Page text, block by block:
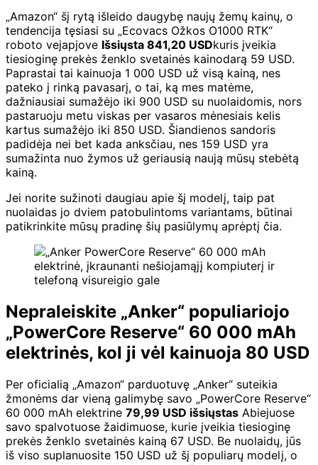
„Amazon“ šį rytą išleido daugybę naujų žemų kainų, o
tendencija tęsiasi su „Ecovacs Ožkos O1000 RTK“
roboto vejapjove Išsiųsta 841,20 USDkuris įveikia
tiesioginę prekės ženklo svetainės kainodarą 59 USD.
Paprastai tai kainuoja 1 000 USD už visą kainą, nes
pateko į rinką pavasarį, o tai, ką mes matėme,
dažniausiai sumažėjo iki 900 USD su nuolaidomis, nors
pastaruoju metu viskas per vasaros mėnesiais kelis
kartus sumažėjo iki 850 USD. Šiandienos sandoris
padidėja nei bet kada anksčiau, nes 159 USD yra
sumažinta nuo žymos už geriausią naują mūsų stebėtą
kainą.
Jei norite sužinoti daugiau apie šį modelį, taip pat
nuolaidas jo dviem patobulintoms variantams, būtinai
patikrinkite mūsų pradinę šių pasiūlymų aprėptį čia.
Nepraleiskite „Anker“ populiariojo
„PowerCore Reserve“ 60 000 mAh
elektrinės, kol ji vėl kainuoja 80 USD
Per oficialią „Amazon“ parduotuvę „Anker“ suteikia
žmonėms dar vieną galimybę savo „PowerCore Reserve“
60 000 mAh elektrine 79,99 USD išsiųstas Abiejuose
savo spalvotuose žaidimuose, kurie įveikia tiesioginę
prekės ženklo svetainės kainą 67 USD. Be nuolaidų, jūs
iš viso suplanuosite 150 USD už šį populiarų modelį, o